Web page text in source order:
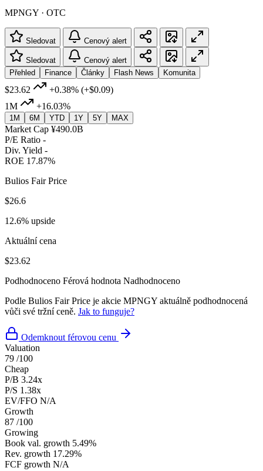
MPNGY · OTC
Sledovat Cenový alert
Sledovat
Cenový alert
Přehled
Finance Články Flash News Komunita
$23.62 +0.38% (+$0.09)
1M
+16.03%
1M 6M YTD 1Y 5Y MAX
Market Cap ¥490.0B
P/E Ratio -
Div. Yield -
ROE 17.87%
Bulios Fair Price
$26.6
12.6% upside
Aktuální cena
$23.62
Podhodnoceno Férová hodnota Nadhodnoceno
Podle Bulios Fair Price je akcie MPNGY aktuálně podhodnocená
vůči své tržní ceně. Jak to funguje?
Odemknout férovou cenu
Valuation
79 /100
Cheap
P/B 3.24x
P/S 1.38x
EV/FFO N/A
Growth
87 /100
Growing
Book val. growth 5.49%
Rev. growth 17.29%
FCF growth N/A